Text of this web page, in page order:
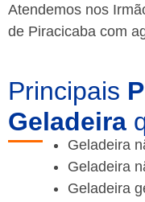
Atendemos nos
de Piracicaba com
Principais
Geladeira
Geladeira
Geladeira
Geladeira